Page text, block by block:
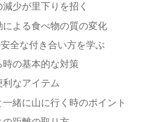
少が里下りを招く
による食べ物の質の変化
全な付き合い方を学ぶ
時の基本的な対策
利なアイテム
緒に山に行く時のポイント